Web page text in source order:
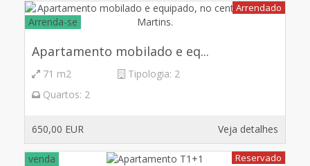
Arrendado
Arrenda-se
Apartamento mobilado e eq...
71 m2 Tipologia: 2
Quartos: 2
650,00 EUR Veja detalhes
Reservado
venda